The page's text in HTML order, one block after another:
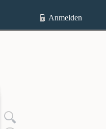
Anmelden
Quelltext anzeigen